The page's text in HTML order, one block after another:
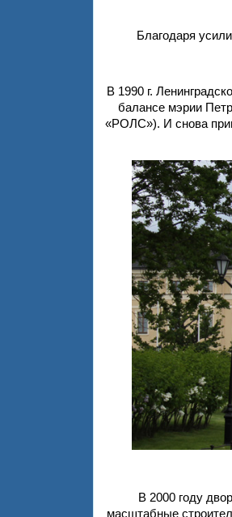
Благодаря
В 1990 г.
балансе мэрии
«РОЛС»). И снова
В 2000 году
масштабные